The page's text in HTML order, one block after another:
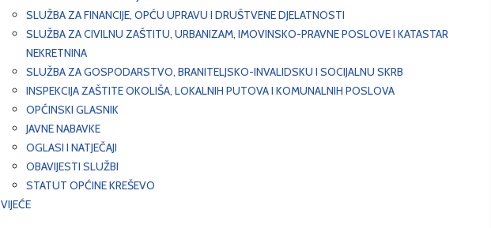
SLUŽBA ZA FINANCIJE, OPĆU UPRAVU I DRUŠTVENE DJELATNOSTI
SLUŽBA ZA CIVILNU ZAŠTITU, URBANIZAM, IMOVINSKO-PRAVNE POSLOVE I KATASTAR
NEKRETNINA
SLUŽBA ZA GOSPODARSTVO, BRANITELJSKO-INVALIDSKU I SOCIJALNU SKRB
INSPEKCIJA ZAŠTITE OKOLIŠA, LOKALNIH PUTOVA I KOMUNALNIH POSLOVA
OPĆINSKI GLASNIK
JAVNE NABAVKE
OGLASI I NATJEČAJI
OBAVIJESTI SLUŽBI
STATUT OPĆINE KREŠEVO
VIJEĆE